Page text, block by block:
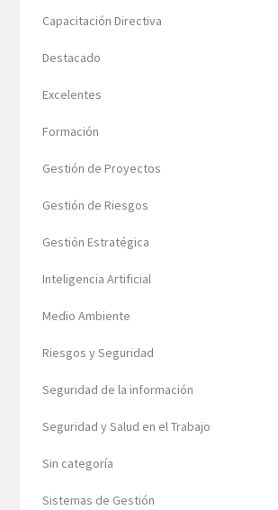
Capacitación Directiva
Destacado
Excelentes
Formación
Gestión de Proyectos
Gestión de Riesgos
Gestión Estratégica
Inteligencia Artificial
Medio Ambiente
Riesgos y Seguridad
Seguridad de la información
Seguridad y Salud en el Trabajo
Sin categoría
Sistemas de Gestión